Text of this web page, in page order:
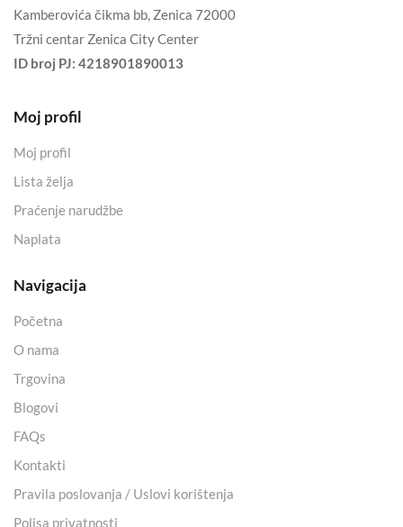
Kamberovića čikma bb, Zenica 72000
Tržni centar Zenica City Center
ID broj PJ: 4218901890013
Moj profil
Moj profil
Lista želja
Praćenje narudžbe
Naplata
Navigacija
Početna
O nama
Trgovina
Blogovi
FAQs
Kontakti
Pravila poslovanja / Uslovi korištenja
Polisa privatnosti